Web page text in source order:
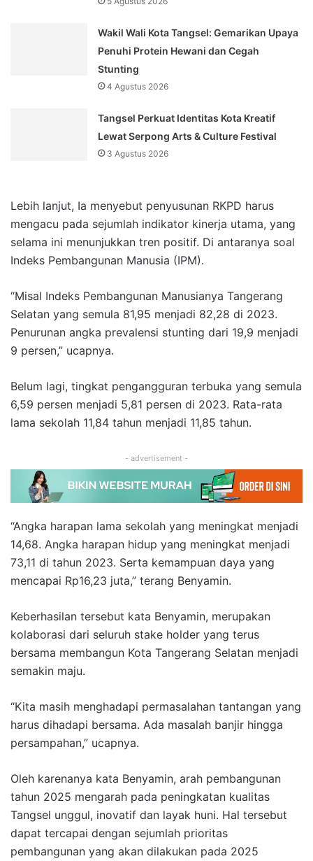
Wakil Wali Kota Tangsel: Gemarikan Upaya
Penuhi Protein Hewani dan Cegah
Stunting
4 Agustus 2026
Tangsel Perkuat Identitas Kota Kreatif
Lewat Serpong Arts & Culture Festival
3 Agustus 2026
Lebih lanjut, Ia menyebut penyusunan RKPD harus
mengacu pada sejumlah indikator kinerja utama, yang
selama ini menunjukkan tren positif. Di antaranya soal
Indeks Pembangunan Manusia (IPM).
“Misal Indeks Pembangunan Manusianya Tangerang
Selatan yang semula 81,95 menjadi 82,28 di 2023.
Penurunan angka prevalensi stunting dari 19,9 menjadi
9 persen,” ucapnya.
Belum lagi, tingkat pengangguran terbuka yang semula
6,59 persen menjadi 5,81 persen di 2023. Rata-rata
lama sekolah 11,84 tahun menjadi 11,85 tahun.
- advertisement -
“Angka harapan lama sekolah yang meningkat menjadi
14,68. Angka harapan hidup yang meningkat menjadi
73,11 di tahun 2023. Serta kemampuan daya yang
mencapai Rp16,23 juta,” terang Benyamin.
Keberhasilan tersebut kata Benyamin, merupakan
kolaborasi dari seluruh stake holder yang terus
bersama membangun Kota Tangerang Selatan menjadi
semakin maju.
“Kita masih menghadapi permasalahan tantangan yang
harus dihadapi bersama. Ada masalah banjir hingga
persampahan,” ucapnya.
Oleh karenanya kata Benyamin, arah pembangunan
tahun 2025 mengarah pada peningkatan kualitas
Tangsel unggul, inovatif dan layak huni. Hal tersebut
dapat tercapai dengan sejumlah prioritas
pembangunan yang akan dilakukan pada 2025